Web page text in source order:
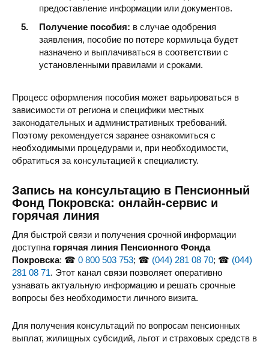
предоставление информации или документов.
Получение пособия: в случае одобрения
заявления, пособие по потере кормильца будет
назначено и выплачиваться в соответствии с
установленными правилами и сроками.
Процесс оформления пособия может варьироваться в
зависимости от региона и специфики местных
законодательных и административных требований.
Поэтому рекомендуется заранее ознакомиться с
необходимыми процедурами и, при необходимости,
обратиться за консультацией к специалисту.
Запись на консультацию в Пенсионный
Фонд Покровска: онлайн-сервис и
горячая линия
Для быстрой связи и получения срочной информации
доступна горячая линия Пенсионного Фонда
Покровска: ☎ 0 800 503 753; ☎ (044) 281 08 70; ☎ (044)
281 08 71. Этот канал связи позволяет оперативно
узнавать актуальную информацию и решать срочные
вопросы без необходимости личного визита.
Для получения консультаций по вопросам пенсионных
выплат, жилищных субсидий, льгот и страховых средств в